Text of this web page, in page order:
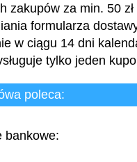
zakupów za min. 50
formularza
w ciągu 14 dni
tylko jeden
poleca:
bankowe: